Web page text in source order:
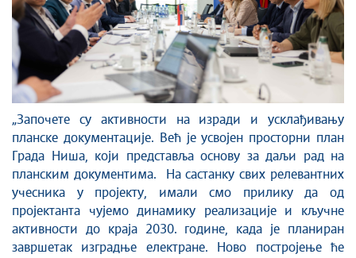
„Започете су активности на изради и усклађивању
планске документације. Већ је усвојен просторни план
Града Ниша, који представља основу за даљи рад на
планским документима. На састанку свих релевантних
учесника у пројекту, имали смо прилику да од
пројектанта чујемо динамику реализације и кључне
активности до краја 2030. године, када је планиран
завршетак изградње електране. Ново постројење ће